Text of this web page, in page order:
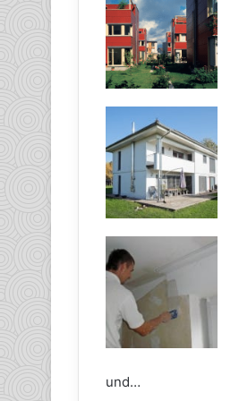
und…